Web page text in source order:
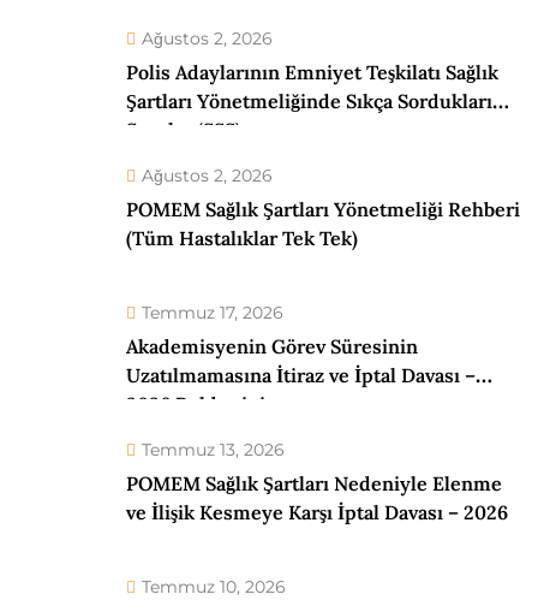
Ağustos 2, 2026
Polis Adaylarının Emniyet Teşkilatı Sağlık
Şartları Yönetmeliğinde Sıkça Sordukları
Sorular (SSS)
Ağustos 2, 2026
POMEM Sağlık Şartları Yönetmeliği Rehberi
(Tüm Hastalıklar Tek Tek)
Temmuz 17, 2026
Akademisyenin Görev Süresinin
Uzatılmamasına İtiraz ve İptal Davası –
2026 Rehberiniz
Temmuz 13, 2026
POMEM Sağlık Şartları Nedeniyle Elenme
ve İlişik Kesmeye Karşı İptal Davası – 2026
Temmuz 10, 2026